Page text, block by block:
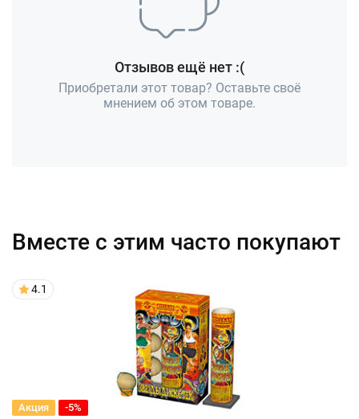
Отзывов ещё нет :(
Приобретали этот товар? Оставьте своё
мнением об этом товаре.
Вместе с этим часто покупают
4.1
Акция -5%